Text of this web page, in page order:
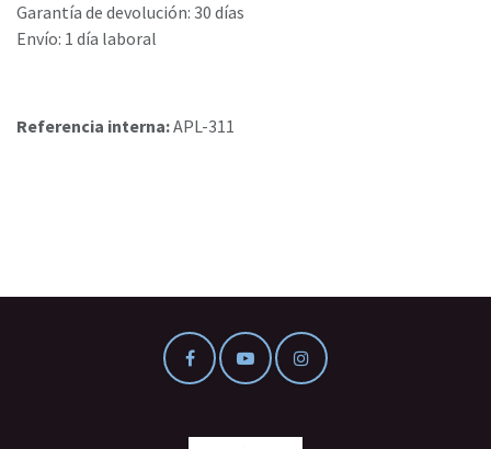
Garantía de devolución: 30 días
Envío: 1 día laboral
Referencia interna:APL-311